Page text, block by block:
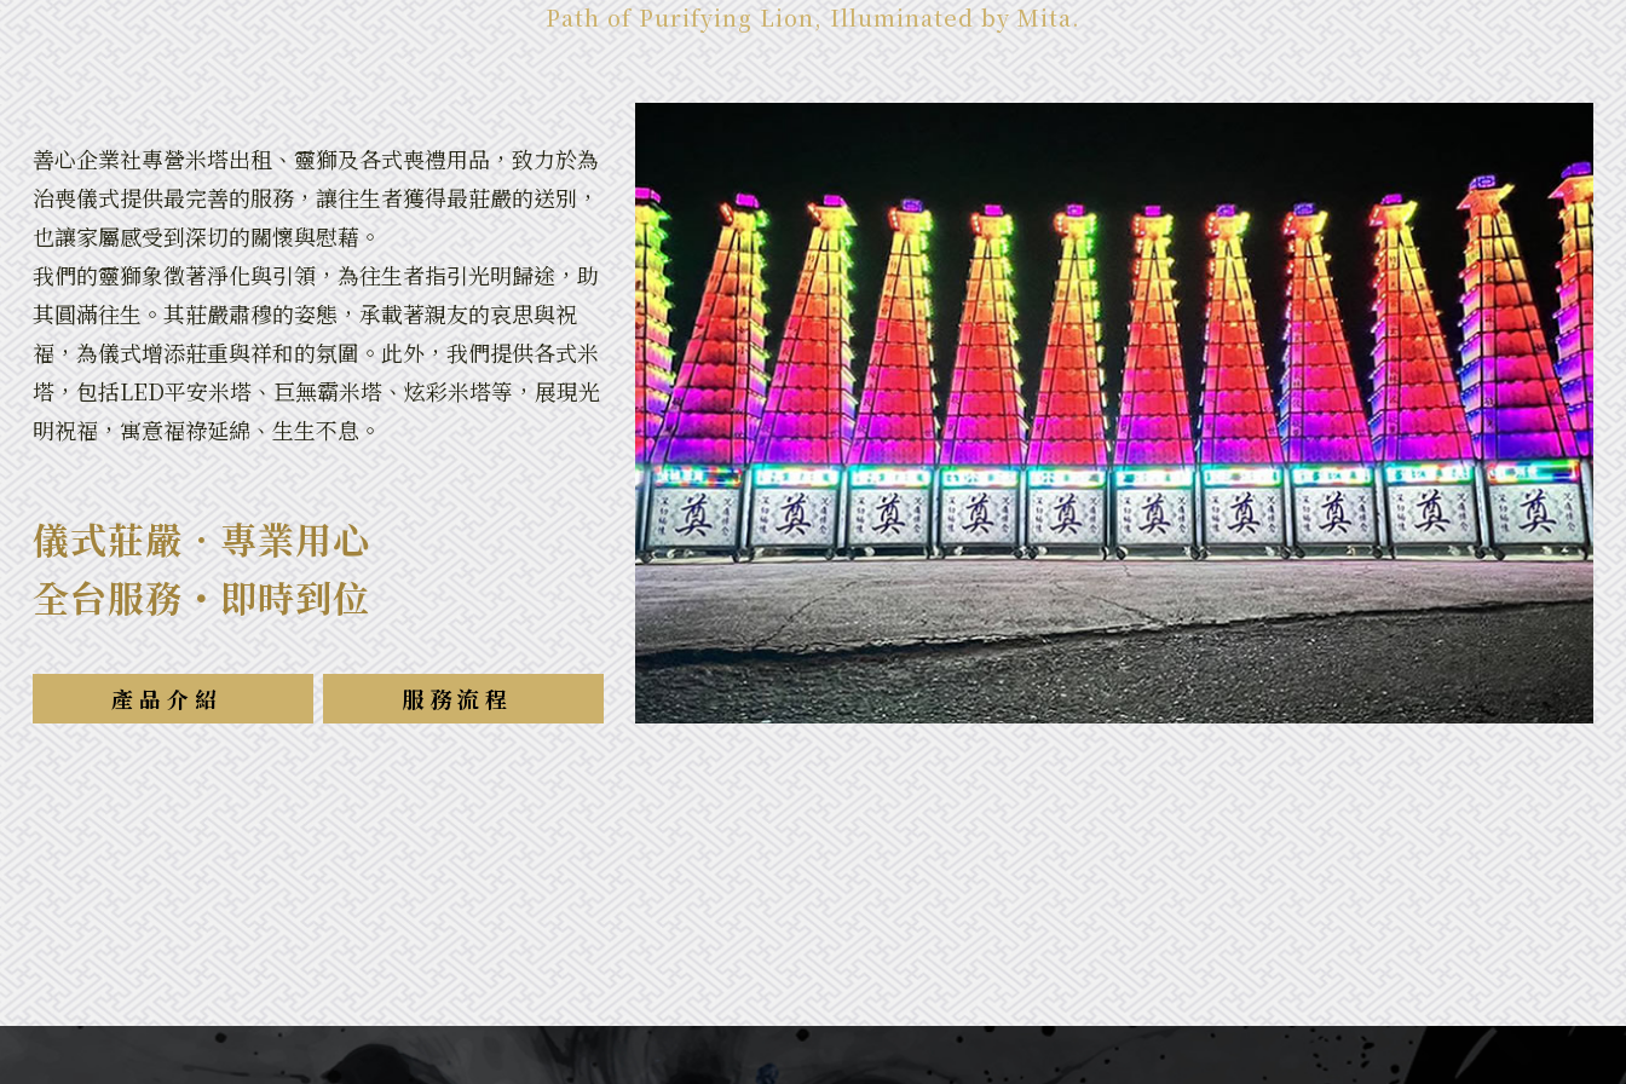
Path of Purifying Lion, Illuminated by Mita.
善心企業社專營米塔出租、靈獅及各式喪禮用品，致力於為
治喪儀式提供最完善的服務，讓往生者獲得最莊嚴的送別，
也讓家屬感受到深切的關懷與慰藉。
我們的靈獅象徵著淨化與引領，為往生者指引光明歸途，助
其圓滿往生。其莊嚴肅穆的姿態，承載著親友的哀思與祝
福，為儀式增添莊重與祥和的氛圍。此外，我們提供各式米
塔，包括LED平安米塔、巨無霸米塔、炫彩米塔等，展現光
明祝福，寓意福祿延綿、生生不息。
儀式莊嚴．專業用心
全台服務・即時到位
產品介紹 服務流程